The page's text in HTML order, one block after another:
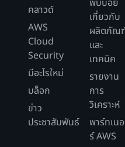
คลาวด์
AWS
Cloud
Security
มีอะไรใหม่
บล็อก
ข่าว
ประชาสัมพันธ์
พบบ่อย
เกี่ยวกับ
ผลิตภัณ
และ
เทคนิค
รายงาน
การ
วิเคราะห์
พาร์ทเนอ
ร์ AWS